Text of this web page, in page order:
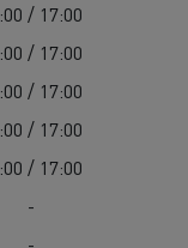
/ 17:00
/ 17:00
/ 17:00
/ 17:00
/ 17:00
-